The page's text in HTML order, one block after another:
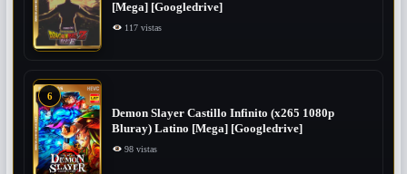
[Mega] [Googledrive]
117 vistas
6
Demon Slayer Castillo Infinito (x265 1080p
Bluray) Latino [Mega] [Googledrive]
98 vistas